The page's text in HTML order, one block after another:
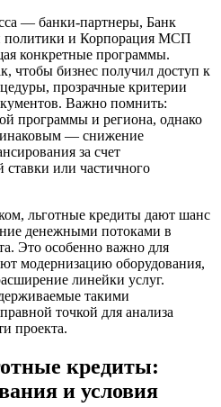
— банки-партнеры, Банк
политики и Корпорация МСП
конкретные программы.
чтобы бизнес получил доступ к
прозрачные критерии
Важно помнить:
программы и региона, однако
— снижение
за счет
ставки или частичного
льготные кредиты дают шанс
денежными потоками в
Это особенно важно для
модернизацию оборудования,
линейки услуг.
такими
точкой для анализа
проекта.
кредиты:
и условия